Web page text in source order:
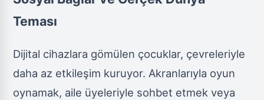
Teması
Dijital cihazlara gömülen çocuklar, çevreleriyle
daha az etkileşim kuruyor. Akranlarıyla oyun
oynamak, aile üyeleriyle sohbet etmek veya